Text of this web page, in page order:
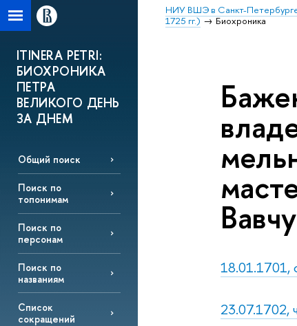
НИУ ВШЭ в Санкт-
1725 гг.)
Биохроника
ITINERA PETRI:
БИОХРОНИКА
ПЕТРА
ВЕЛИКОГО ДЕНЬ
ЗА ДНЕМ
Общий поиск
Поиск по
топонимам
Поиск по
персонам
Поиск по
названиям
Список
сокращений
18.01.1701,
23.07.1702,